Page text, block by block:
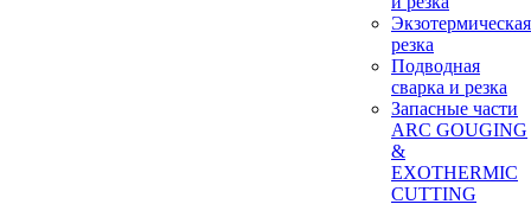
Экзотермическая
резка
Подводная
сварка и резка
Запасные части
ARC GOUGING
&
EXOTHERMIC
CUTTING